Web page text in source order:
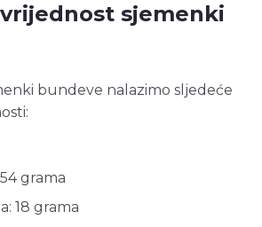
sjemenki
bundeve nalazimo sljedeće
grama
18 grama